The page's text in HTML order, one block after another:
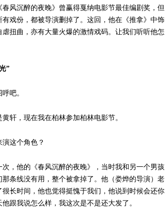
风沉醉的夜晚》曾赢得戛纳电影节最佳编剧奖，但
戏份，都被导演删掉了。这回，他在《推拿》中饰
扭曲，亦有大量火爆的激情戏码。让我们听听他怎
”
吧。
轩，现在我在柏林参加柏林电影节。
这个角色？
，他的《春风沉醉的夜晚》，当时我和另一个男孩
条线没有用，整个被拿掉了。他（娄烨的导演）老
长时间，他也觉得挺愧于我们，他说到时候会还你
跟我说怎么样，我这次是不是还大发了。